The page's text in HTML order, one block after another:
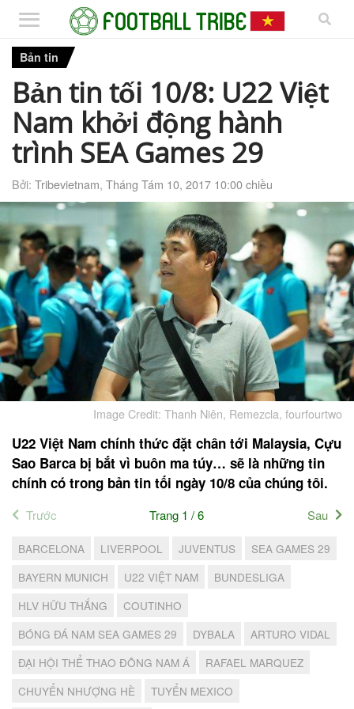
Bản tin
Bản tin tối 10/8: U22 Việt
Nam khởi động hành
trình SEA Games 29
Bởi: Tribevietnam, Tháng Tám 10, 2017 10:00 chiều
Image Credit: Thanh Niên, Remezcla, fourfourtwo
U22 Việt Nam chính thức đặt chân tới Malaysia, Cựu
Sao Barca bị bắt vì buôn ma túy… sẽ là những tin
chính có trong bản tin tối ngày 10/8 của chúng tôi.
Trước Trang 1 / 6 Sau
BARCELONA LIVERPOOL JUVENTUS
SEA GAMES 29
BAYERN MUNICH
U22 VIỆT NAM
BUNDESLIGA
HLV HỮU THẮNG
COUTINHO
BÓNG ĐÁ NAM SEA GAMES 29
DYBALA
ARTURO VIDAL
ĐẠI HỘI THỂ THAO ĐÔNG NAM Á
RAFAEL MARQUEZ
CHUYỂN NHƯỢNG HÈ
TUYỂN MEXICO